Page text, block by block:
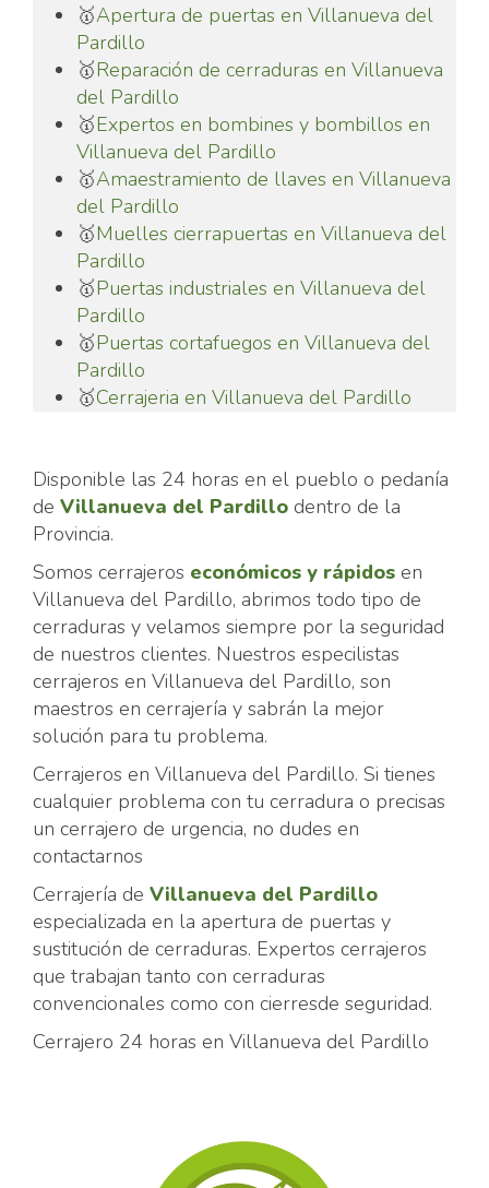
🥇Apertura de puertas en Villanueva del
Pardillo
🥇Reparación de cerraduras en Villanueva
del Pardillo
🥇Expertos en bombines y bombillos en
Villanueva del Pardillo
🥇Amaestramiento de llaves en Villanueva
del Pardillo
🥇Muelles cierrapuertas en Villanueva del
Pardillo
🥇Puertas industriales en Villanueva del
Pardillo
🥇Puertas cortafuegos en Villanueva del
Pardillo
🥇Cerrajeria en Villanueva del Pardillo
Disponible las 24 horas en el pueblo o pedanía
de Villanueva del Pardillo dentro de la
Provincia.
Somos cerrajeros económicos y rápidos en
Villanueva del Pardillo, abrimos todo tipo de
cerraduras y velamos siempre por la seguridad
de nuestros clientes. Nuestros especilistas
cerrajeros en Villanueva del Pardillo, son
maestros en cerrajería y sabrán la mejor
solución para tu problema.
Cerrajeros en Villanueva del Pardillo. Si tienes
cualquier problema con tu cerradura o precisas
un cerrajero de urgencia, no dudes en
contactarnos
Cerrajería de Villanueva del Pardillo
especializada en la apertura de puertas y
sustitución de cerraduras. Expertos cerrajeros
que trabajan tanto con cerraduras
convencionales como con cierresde seguridad.
Cerrajero 24 horas en Villanueva del Pardillo